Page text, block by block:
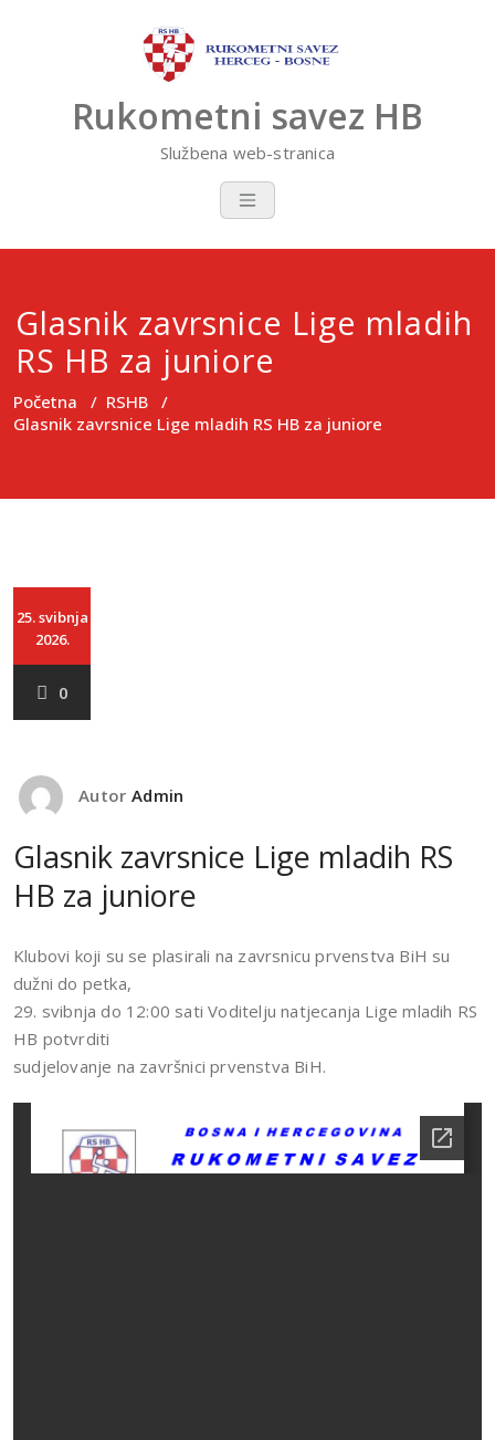
Rukometni savez HB
Službena web-stranica
Glasnik zavrsnice Lige mladih
RS HB za juniore
Početna / RSHB /
Glasnik zavrsnice Lige mladih RS HB za juniore
25. svibnja
2026.
0
Autor Admin
Glasnik zavrsnice Lige mladih RS
HB za juniore
Klubovi koji su se plasirali na zavrsnicu prvenstva BiH su
dužni do petka,
29. svibnja do 12:00 sati Voditelju natjecanja Lige mladih RS
HB potvrditi
sudjelovanje na završnici prvenstva BiH.